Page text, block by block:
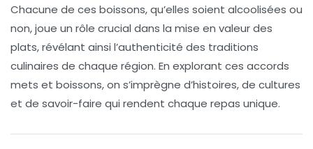
Chacune de ces boissons, qu’elles soient alcoolisées ou
non, joue un rôle crucial dans la mise en valeur des
plats, révélant ainsi l’authenticité des traditions
culinaires de chaque région. En explorant ces accords
mets et boissons, on s’imprègne d’histoires, de cultures
et de savoir-faire qui rendent chaque repas unique.